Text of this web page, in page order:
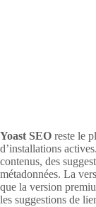
Yoast SEO reste le
d’installations
contenus, des
métadonnées. La
que la version
les suggestions de